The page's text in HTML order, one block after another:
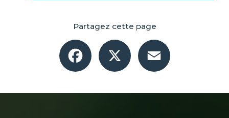
Partagez cette page
Facebook